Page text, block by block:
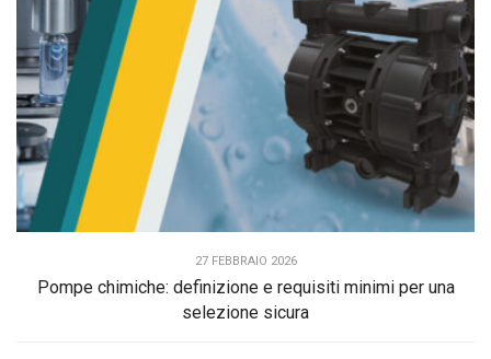
27 FEBBRAIO 2026
Pompe chimiche: definizione e requisiti minimi per una
selezione sicura